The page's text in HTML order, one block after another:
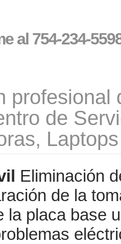
al 754-234-
profesional
de
Eliminación
de la
la placa base